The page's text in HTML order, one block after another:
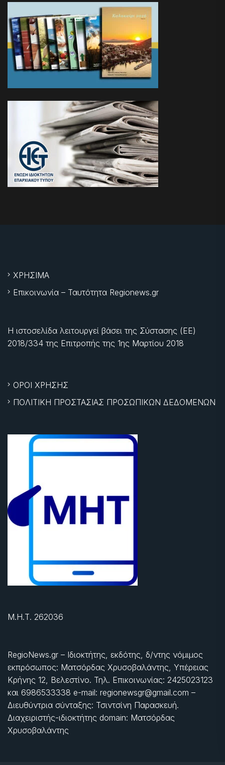
ΧΡΗΣΙΜΑ
Επικοινωνία – Ταυτότητα Regionews.gr
Η ιστοσελίδα λειτουργεί βάσει της Σύστασης (ΕΕ)
2018/334 της Επιτροπής της 1ης Μαρτίου 2018
ΟΡΟΙ ΧΡΗΣΗΣ
ΠΟΛΙΤΙΚΗ ΠΡΟΣΤΑΣΙΑΣ ΠΡΟΣΩΠΙΚΩΝ ΔΕΔΟΜΕΝΩΝ
Μ.Η.Τ. 262036
RegioNews.gr – Ιδιοκτήτης, εκδότης, δ/ντης νόμιμος
εκπρόσωπος: Ματσόρδας Χρυσοβαλάντης, Υπέρειας
Κρήνης 12, Βελεστίνο. Τηλ. Επικοινωνίας: 2425023123
και 6986533338 e-mail: regionewsgr@gmail.com –
Διευθύντρια σύνταξης: Τσιντσίνη Παρασκευή.
Διαχειριστής-ιδιοκτήτης domain: Ματσόρδας
Χρυσοβαλάντης